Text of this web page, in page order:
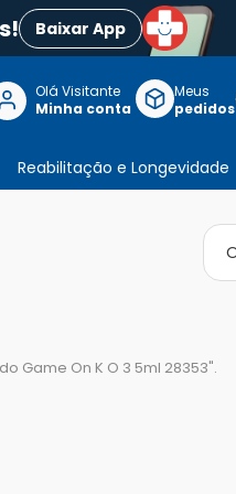
Baixar App
Olá Visitante
Minha conta
Meus
pedidos
Reabilitação e Longevidade
Game On K O 3 5ml 28353".